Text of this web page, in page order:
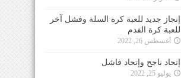
إنجاز جديد للعبة كرة السلة وفشل آخر
للعبة كرة القدم
أغسطس 26, 2022
إتحاد ناجح وإتحاد فاشل
يوليو 25, 2022